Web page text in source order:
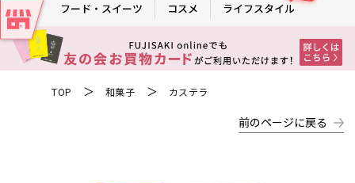
フード・スイーツ
コスメ ライフスタイル
TOP ＞ 和菓子 ＞ カステラ
前のページに戻る